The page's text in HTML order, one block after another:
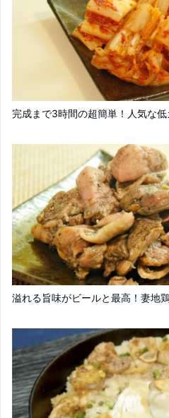
完成まで3時間の超簡単！人気な
溢れる旨味がビールと最高！妻地